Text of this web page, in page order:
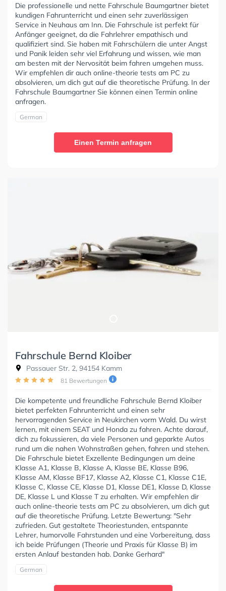
Die professionelle und nette Fahrschule Baumgartner bietet
kundigen Fahrunterricht und einen sehr zuverlässigen
Service in Neuhaus am Inn. Die Fahrschule ist perfekt für
Anfänger geeignet, da die Fahrlehrer empathisch und
qualifiziert sind. Sie haben mit Fahrschülern die unter Angst
und Panik leiden sehr viel Erfahrung und wissen, wie man
am besten mit der Nervosität beim fahren umgehen muss.
Wir empfehlen dir auch online-theorie tests am PC zu
absolvieren, um dich gut auf die theoretische Prüfung. In der
Fahrschule Baumgartner Sie können einen Termin online
anfragen.
German
Einen Termin anfragen
Fahrschule Bernd Kloiber
Passauer Str. 2, 94154 Kamm
81 Bewertungen
Die kompetente und freundliche Fahrschule Bernd Kloiber
bietet perfekten Fahrunterricht und einen sehr
hervorragenden Service in Neukirchen vorm Wald. Du wirst
lernen, mit einem SEAT und Honda zu fahren. Achte darauf,
dich zu fokussieren, da viele Personen und geparkte Autos
rund um die nahen Wohnstraßen gehen, fahren und stehen.
Die Fahrschule bietet Exzellente Bedingungen um deine
Klasse A1, Klasse B, Klasse A, Klasse BE, Klasse B96,
Klasse AM, Klasse BF17, Klasse A2, Klasse C1, Klasse C1E,
Klasse C, Klasse CE, Klasse D1, Klasse DE1, Klasse D, Klasse
DE, Klasse L und Klasse T zu erhalten. Wir empfehlen dir
auch online-theorie tests am PC zu absolvieren, um dich gut
auf die theoretische Prüfung. Letzte Bewertung: "Sehr
zufrieden. Gut gestaltete Theoriestunden, entspannte
Lehrer, humorvolle Fahrstunden und eine Vorbereitung, dass
ich beide Prüfungen (Theorie und Praxis für Klasse B) im
ersten Anlauf bestanden hab. Danke Gerhard"
German